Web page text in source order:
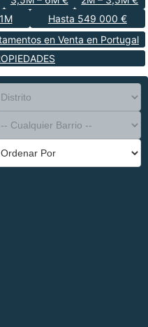
Hasta 549 000 €
en Venta en Portugal
Tipo de Propiedad --
Localidad --
Cualquier Barrio --
Cualquier Número --
Por